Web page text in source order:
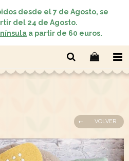
desde el 7 de Agosto, se
del 24 de Agosto.
a partir de 60 euros.
VOLVER